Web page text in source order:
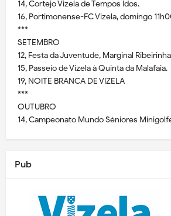
14, Cortejo Vizela de Tempos Idos.
16, Portimonense-FC Vizela, domingo
***
SETEMBRO
12, Festa da Juventude, Marginal
15, Passeio de Vizela à Quinta da Malafaia.
19, NOITE BRANCA DE VIZELA
***
OUTUBRO
14, Campeonato Mundo Séniores
Pub